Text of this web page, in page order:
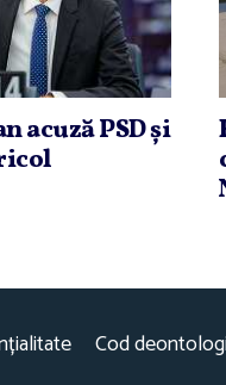
acuză PSD şi
Cod